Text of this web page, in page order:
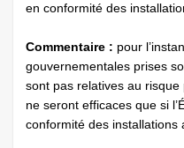
en conformité des
Commentaire : pour
gouvernementales prises
sont pas relatives au
ne seront efficaces que si
conformité des installations